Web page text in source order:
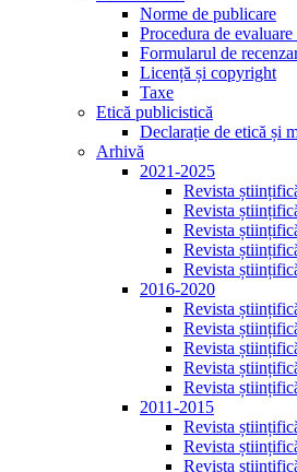
Norme de publicare
Procedura de
Formularul de
Licență și copyright
Taxe
Etică publicistică
Declarație de etică și
Arhivă
2021-2025
Revista
Revista
Revista
Revista
Revista
2016-2020
Revista
Revista
Revista
Revista
Revista
2011-2015
Revista
Revista
Revista